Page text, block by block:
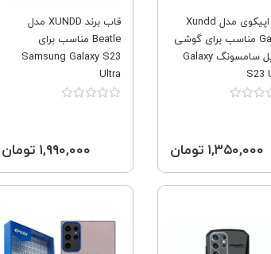
کاور اپیکوی مدل Xundd
Gamer مناسب برای گوشی
موبایل سامسونگ Galaxy
S23
۱,۳۵۰,۰۰۰ تومان
قاب برند XUNDD مدل
Beatle مناسب برای
Samsung Galaxy S23
Ultra
۱,۹۹۰,۰۰۰ تومان